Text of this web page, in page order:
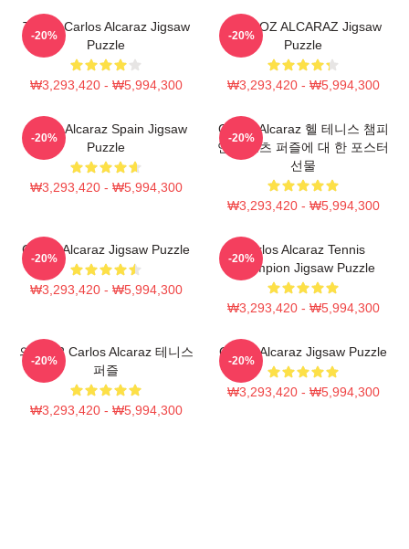
Tennis Carlos Alcaraz Jigsaw
Puzzle
₩3,293,420 - ₩5,994,300
-20%
CARLOZ ALCARAZ Jigsaw
Puzzle
₩3,293,420 - ₩5,994,300
-20%
Carlos Alcaraz Spain Jigsaw
Puzzle
₩3,293,420 - ₩5,994,300
-20%
Carlos Alcaraz 헬 테니스 챔피
언 스포츠 퍼즐에 대 한 포스터
선물
₩3,293,420 - ₩5,994,300
-20%
Carlos Alcaraz Jigsaw Puzzle
₩3,293,420 - ₩5,994,300
-20%
Carlos Alcaraz Tennis
Champion Jigsaw Puzzle
₩3,293,420 - ₩5,994,300
-20%
의 2022 Carlos Alcaraz 테니스
퍼즐
₩3,293,420 - ₩5,994,300
-20%
Carlos Alcaraz Jigsaw Puzzle
₩3,293,420 - ₩5,994,300
-20%